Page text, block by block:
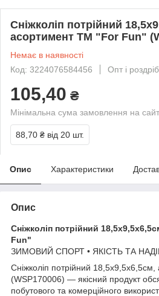
Сніжколіп потрійний
асортимент ТМ "For Fun"
Немає в наявності
Код: 3224076584456
Опт і роздріб
105,40 ₴
Мінімальна сума замовлення на
88,70 ₴ від 20 шт.
Опис Характеристики
Опис
Сніжколіп потрійний
Fun"
ЗИМОВИЙ СПОРТ • ЯКІСТЬ ТА
Сніжколіп потрійний
(WSP170006) — якісний продукт
побутового та комерційного